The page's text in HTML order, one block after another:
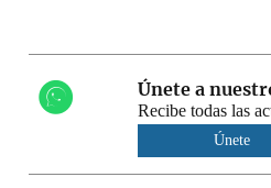
Únete a
Recibe todas las
Únete